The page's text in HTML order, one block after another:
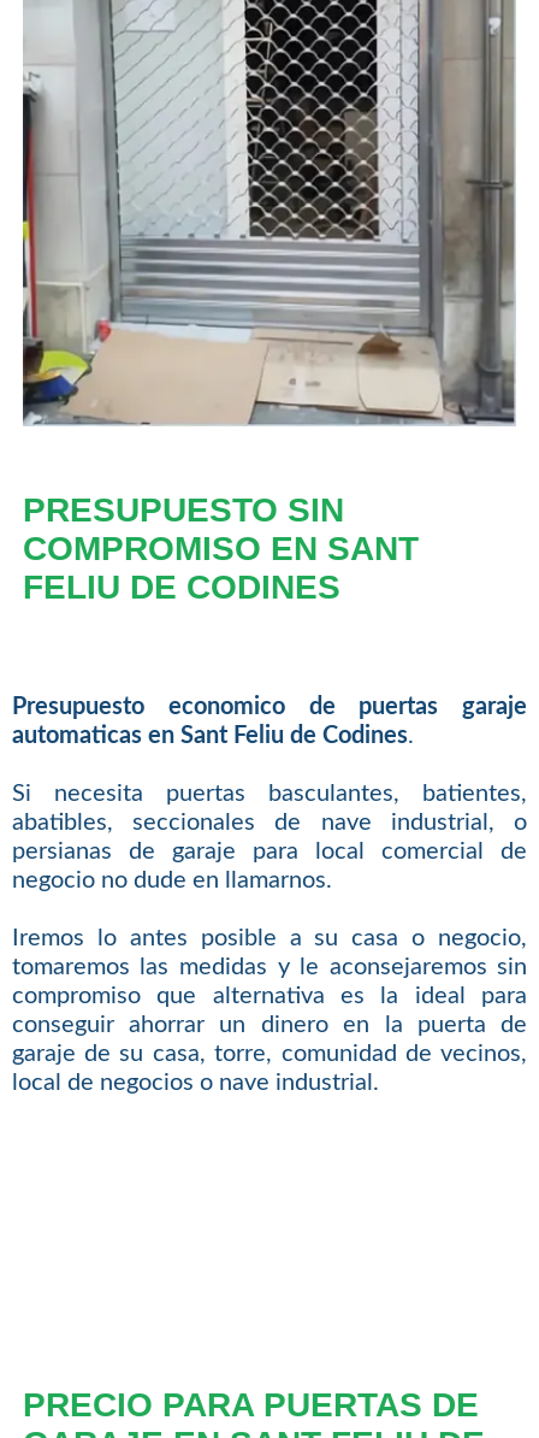
PRESUPUESTO SIN
COMPROMISO EN SANT
FELIU DE CODINES
Presupuesto economico de puertas garaje
automaticas en Sant Feliu de Codines.
Si necesita puertas basculantes, batientes,
abatibles, seccionales de nave industrial, o
persianas de garaje para local comercial de
negocio no dude en llamarnos.
Iremos lo antes posible a su casa o negocio,
tomaremos las medidas y le aconsejaremos sin
compromiso que alternativa es la ideal para
conseguir ahorrar un dinero en la puerta de
garaje de su casa, torre, comunidad de vecinos,
local de negocios o nave industrial.
PRECIO PARA PUERTAS DE